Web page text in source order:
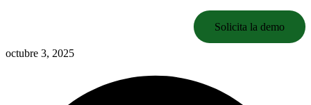
Solicita la demo
octubre 3, 2025